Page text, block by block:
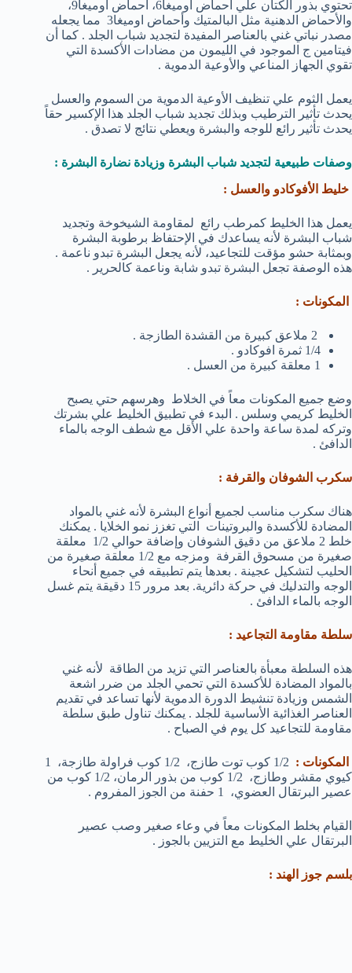
تحتوي بذور الكتان علي أحماض أوميغا6، أحماض أوميغا9،
والأحماض الدهنية مثل البالمتيك وأحماض اوميغا3 مما يجعله
مصدر نباتي غني بالعناصر المفيدة لتجديد شباب الجلد . كما أن
فيتامين ج الموجود في الليمون من مضادات الأكسدة التي
تقوي الجهاز المناعي والأوعية الدموية .
يعمل الثوم علي تنظيف الأوعية الدموية من السموم والعسل
يحدث تأثير الترطيب وبذلك تجديد شباب الجلد هذا الإكسير حقاً
يحدث تأثير رائع للوجه والبشرة ويعطي نتائج لا تصدق .
وصفات طبيعية لتجديد شباب البشرة وزيادة نضارة البشرة :
خليط الأفوكادو والعسل :
يعمل هذا الخليط كمرطب رائع لمقاومة الشيخوخة وتجديد
شباب البشرة لأنه يساعدك في الإحتفاظ برطوبة البشرة
وبمثابة حشو مؤقت للتجاعيد، لأنه يجعل البشرة تبدو ناعمة .
هذه الوصفة تجعل البشرة تبدو شابة وناعمة كالحرير .
المكونات :
1/4 ثمرة افوكادو .
1 معلقة كبيرة من العسل .
وضع جميع المكونات معاً في الخلاط وهرسهم حتي يصبح
الخليط كريمي وسلس . البدء في تطبيق الخليط علي بشرتك
وتركه لمدة ساعة واحدة علي الأقل مع شطف الوجه بالماء
الدافئ .
سكرب الشوفان والقرفة :
هناك سكرب مناسب لجميع أنواع البشرة لأنه غني بالمواد
المضادة للأكسدة والبروتينات التي تغزز نمو الخلايا . يمكنك
خلط 2 ملاعق من دقيق الشوفان وإضافة حوالي 1/2 معلقة
صغيرة من مسحوق القرفة ومزجه مع 1/2 معلقة صغيرة من
الحليب لتشكيل عجينة . بعدها يتم تطبيقه في جميع أنحاء
الوجه والتدليك في حركة دائرية. بعد مرور 15 دقيقة يتم غسل
الوجه بالماء الدافئ .
سلطة مقاومة التجاعيد :
هذه السلطة معبأة بالعناصر التي تزيد من الطاقة لأنه غني
بالمواد المضادة للأكسدة التي تحمي الجلد من ضرر اشعة
الشمس وزيادة تنشيط الدورة الدموية لأنها تساعد في تقديم
العناصر الغذائية الأساسية للجلد . يمكنك تناول طبق سلطة
مقاومة للتجاعيد كل يوم في الصباح .
المكونات :
1/2 كوب توت طازج، 1/2 كوب فراولة طازجة، 1
كيوي مقشر وطازج، 1/2 كوب من بذور الرمان، 1/2 كوب من
عصير البرتقال العضوي، 1 حفنة من الجوز المفروم .
القيام بخلط المكونات معاً في وعاء صغير وصب عصير
البرتقال علي الخليط مع التزيين بالجوز .
بلسم جوز الهند :